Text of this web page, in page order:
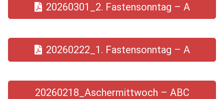
20260301_2. Fastensonntag – A
20260222_1. Fastensonntag – A
20260218_Aschermittwoch – ABC